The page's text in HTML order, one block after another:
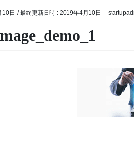
10日 / 最終更新日時 : 2019年4月10日